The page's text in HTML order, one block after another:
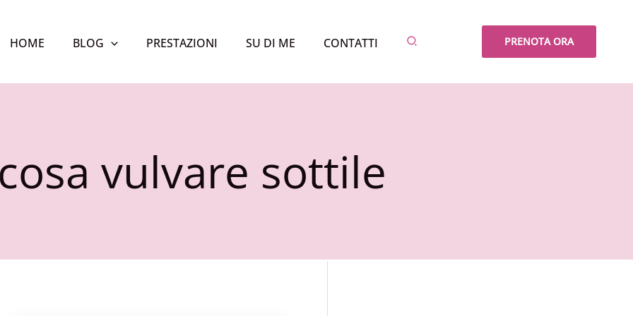
HOME BLOG PRESTAZIONI SU DI ME CONTATTI Cerca PRENOTA ORA
vulvare sottile